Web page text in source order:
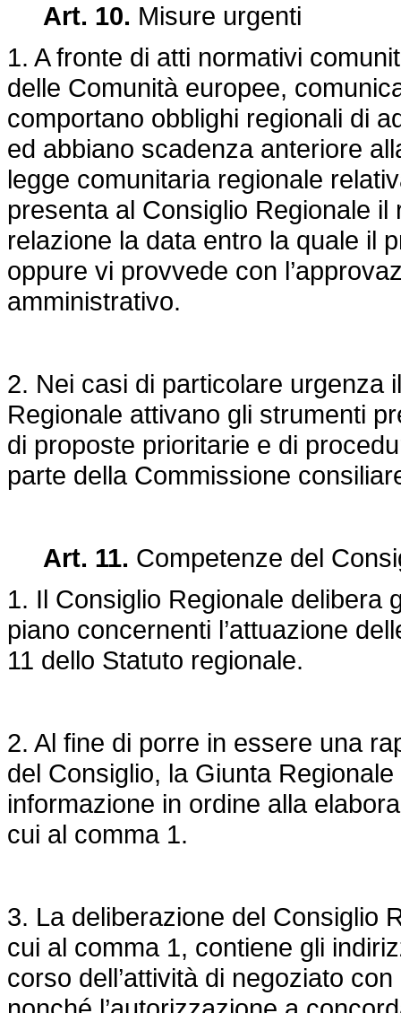
Art. 10. Misure urgenti
1. A fronte di atti normativi
delle Comunità europee,
comportano obblighi regionali di
ed abbiano scadenza anteriore
legge comunitaria regionale
presenta al Consiglio Regionale
relazione la data entro la quale il
oppure vi provvede con
amministrativo.
2. Nei casi di particolare urgenza
Regionale attivano gli strumenti
di proposte prioritarie e di
parte della Commissione
Art. 11. Competenze del
1. Il Consiglio Regionale delibera
piano concernenti l’attuazione
11 dello Statuto regionale.
2. Al fine di porre in essere una
del Consiglio, la Giunta
informazione in ordine alla
cui al comma 1.
3. La deliberazione del Consiglio
cui al comma 1, contiene gli
corso dell’attività di negoziato